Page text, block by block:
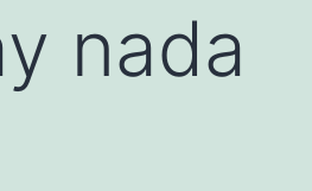
nada